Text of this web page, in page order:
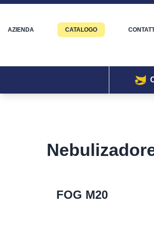
AZIENDA CATALOGO
FOG M20